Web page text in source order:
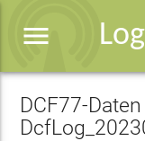
menu
DCF77-